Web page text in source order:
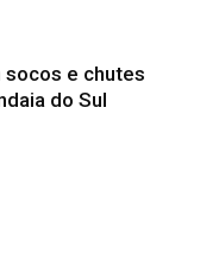
socos e chutes
do Sul